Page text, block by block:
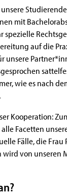
mit
auf die
wie es nach
Kooperation:
Facetten
Fälle, die
von unseren